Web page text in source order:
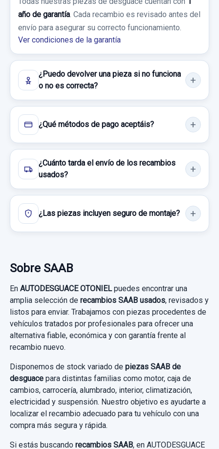
MANETA EXTERIOR TRASERA IZQUIERDA
MANETA EXTERIOR TRASERA IZQUIERDA
usado.
SAAB 9-5 BERLINA 1.9 TID LINEAR SPORT
Garantía 1 año
Ref:725759
15,00 €
Sin IVA, gastos de envío no incluidos.
CERRADURA PUERTA TRASERA DERECHA
MANDO LUCES SALPICADERO
Ref:430581
35,00 €
Sin IVA, gastos de envío no incluidos.
Consultar por whatsapp
Ref:653391 OEM:12758679
29,74 €
Sin IVA, gastos de envío no incluidos.
Consultar por whatsapp
VOLANTE 3 RADIOS CON MANDOS
VOLANTE 3 RADIOS CON MANDOS usado.
SAAB 9-5 BERLINA 1.9 TID LINEAR SPORT
Garantía 1 año
Ref:653393
60,00 €
Sin IVA, gastos de envío no incluidos.
BRAZO SUSPENSION INFERIOR
DELANTERO... usado.
SAAB 9-5 BERLINA 1.9 TID LINEAR SPORT
Ref:
30,00 €
Sin IVA, gastos de envío no incluidos.
Consultar por whatsapp
AMORTIGUADOR DELANTERO DERECHO
AMORTIGUADOR DELANTERO DERECHO
usado.
SAAB 9-5 BERLINA 1.9 TID LINEAR SPORT
año de garantía . Cada recambio es revisado antes del
envío para asegurar su correcto funcionamiento.
Ver condiciones de la garantía
¿Puedo devolver una pieza si no funciona
o no es correcta?
¿Qué métodos de pago aceptáis?
¿Cuánto tarda el envío de los recambios
usados?
¿Las piezas incluyen seguro de montaje?
Sobre SAAB
En AUTODESGUACE OTONIELpuedes encontrar una
amplia selección de recambios SAAB usados, revisados y
listos para enviar. Trabajamos con piezas procedentes de
vehículos tratados por profesionales para ofrecer una
alternativa fiable, económica y con garantía frente al
recambio nuevo.
Disponemos de stock variado de piezas SAAB de
desguace para distintas familias como motor, caja de
cambios, carrocería, alumbrado, interior, climatización,
electricidad y suspensión. Nuestro objetivo es ayudarte a
localizar el recambio adecuado para tu vehículo con una
compra más segura y rápida.
Si estás buscando recambios SAAB, en AUTODESGUACE